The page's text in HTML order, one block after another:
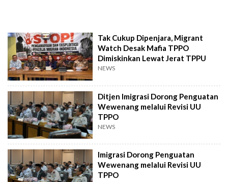
Tak Cukup Dipenjara, Migrant
Watch Desak Mafia TPPO
Dimiskinkan Lewat Jerat TPPU
NEWS
Ditjen Imigrasi Dorong Penguatan
Wewenang melalui Revisi UU
TPPO
NEWS
Imigrasi Dorong Penguatan
Wewenang melalui Revisi UU
TPPO